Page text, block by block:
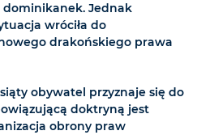
dominikanek. Jednak
wróciła do
drakońskiego prawa
obywatel przyznaje się do
doktryną jest
obrony praw